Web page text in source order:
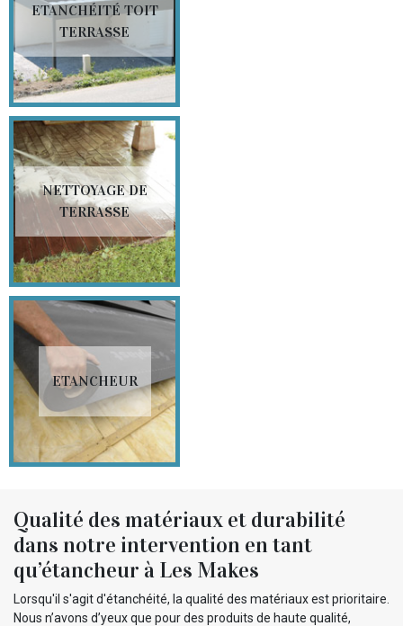
ETANCHÉITÉ TOIT
TERRASSE
NETTOYAGE DE
TERRASSE
ETANCHEUR
Qualité des matériaux et durabilité
dans notre intervention en tant
qu’étancheur à Les Makes
Lorsqu'il s'agit d'étanchéité, la qualité des matériaux est prioritaire.
Nous n’avons d’yeux que pour des produits de haute qualité,